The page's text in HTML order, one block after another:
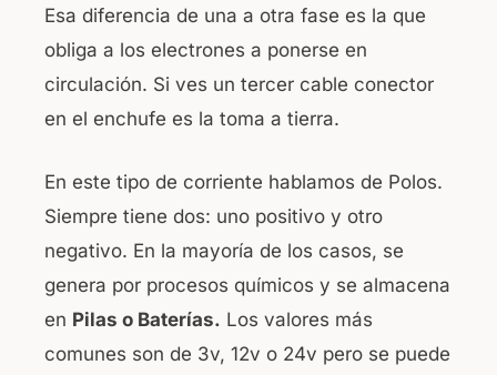
Esa diferencia de una a otra fase es la que
obliga a los electrones a ponerse en
circulación. Si ves un tercer cable conector
en el enchufe es la toma a tierra.
En este tipo de corriente hablamos de Polos.
Siempre tiene dos: uno positivo y otro
negativo. En la mayoría de los casos, se
genera por procesos químicos y se almacena
en Pilas o Baterías. Los valores más
comunes son de 3v, 12v o 24v pero se puede